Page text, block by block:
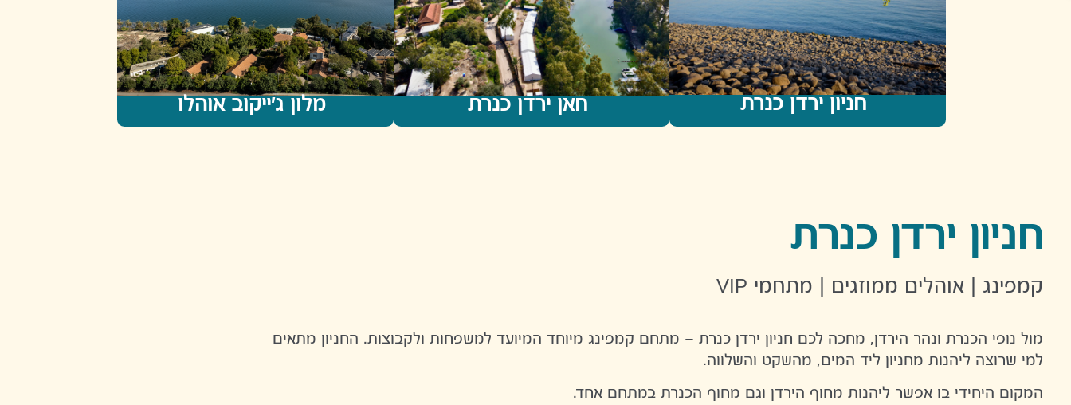
חניון ירדן כנרת חאן ירדן כנרת מלון ג'ייקוב אוהלו
חניון ירדן כנרת
קמפינג | אוהלים ממוזגים | מתחמי VIP
מול נופי הכנרת ונהר הירדן, מחכה לכם חניון ירדן כנרת – מתחם קמפינג מיוחד המיועד למשפחות ולקבוצות. החניון מתאים
למי שרוצה ליהנות מחניון ליד המים, מהשקט והשלווה.
המקום היחידי בו אפשר ליהנות מחוף הירדן וגם מחוף הכנרת במתחם אחד.